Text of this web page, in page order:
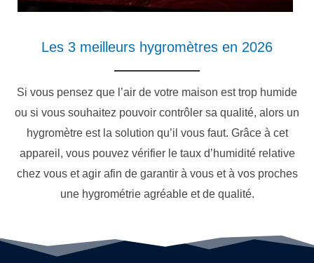
Les 3 meilleurs hygromètres en 2026
Si vous pensez que l’air de votre maison est trop humide
ou si vous souhaitez pouvoir contrôler sa qualité, alors un
hygromètre est la solution qu’il vous faut. Grâce à cet
appareil, vous pouvez vérifier le taux d’humidité relative
chez vous et agir afin de garantir à vous et à vos proches
une hygrométrie agréable et de qualité.